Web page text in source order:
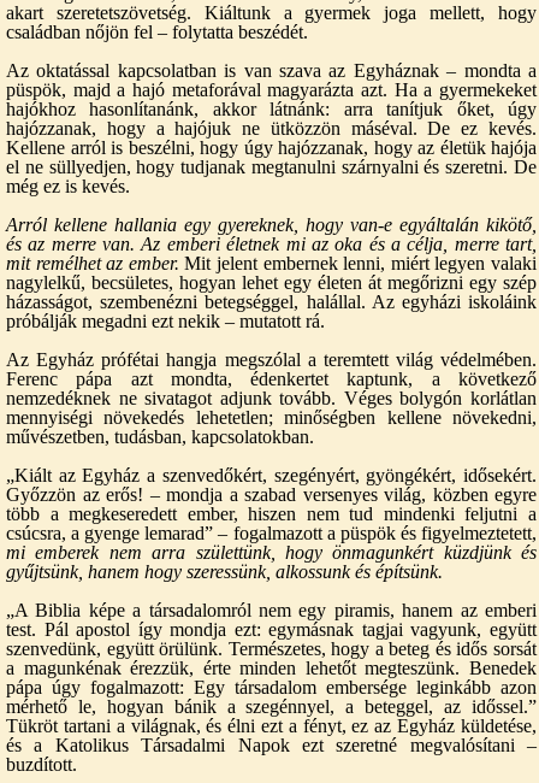
akart szeretetszövetség. Kiáltunk a gyermek joga mellett, hogy
családban nőjön fel – folytatta beszédét.
Az oktatással kapcsolatban is van szava az Egyháznak – mondta a
püspök, majd a hajó metaforával magyarázta azt. Ha a gyermekeket
hajókhoz hasonlítanánk, akkor látnánk: arra tanítjuk őket, úgy
hajózzanak, hogy a hajójuk ne ütközzön máséval. De ez kevés.
Kellene arról is beszélni, hogy úgy hajózzanak, hogy az életük hajója
el ne süllyedjen, hogy tudjanak megtanulni szárnyalni és szeretni. De
még ez is kevés.
Arról kellene hallania egy gyereknek, hogy van-e egyáltalán kikötő,
és az merre van. Az emberi életnek mi az oka és a célja, merre tart,
mit remélhet az ember.Mit jelent embernek lenni, miért legyen valaki
nagylelkű, becsületes, hogyan lehet egy életen át megőrizni egy szép
házasságot, szembenézni betegséggel, halállal. Az egyházi iskoláink
próbálják megadni ezt nekik – mutatott rá.
Az Egyház prófétai hangja megszólal a teremtett világ védelmében.
Ferenc pápa azt mondta, édenkertet kaptunk, a következő
nemzedéknek ne sivatagot adjunk tovább. Véges bolygón korlátlan
mennyiségi növekedés lehetetlen; minőségben kellene növekedni,
művészetben, tudásban, kapcsolatokban.
„Kiált az Egyház a szenvedőkért, szegényért, gyöngékért, idősekért.
Győzzön az erős! – mondja a szabad versenyes világ, közben egyre
több a megkeseredett ember, hiszen nem tud mindenki feljutni a
csúcsra, a gyenge lemarad” – fogalmazott a püspök és figyelmeztetett,
mi emberek nem arra születtünk, hogy önmagunkért küzdjünk és
gyűjtsünk, hanem hogy szeressünk, alkossunk és építsünk.
„A Biblia képe a társadalomról nem egy piramis, hanem az emberi
test. Pál apostol így mondja ezt: egymásnak tagjai vagyunk, együtt
szenvedünk, együtt örülünk. Természetes, hogy a beteg és idős sorsát
a magunkénak érezzük, érte minden lehetőt megteszünk. Benedek
pápa úgy fogalmazott: Egy társadalom embersége leginkább azon
mérhető le, hogyan bánik a szegénnyel, a beteggel, az időssel.”
Tükröt tartani a világnak, és élni ezt a fényt, ez az Egyház küldetése,
és a Katolikus Társadalmi Napok ezt szeretné megvalósítani –
buzdított.